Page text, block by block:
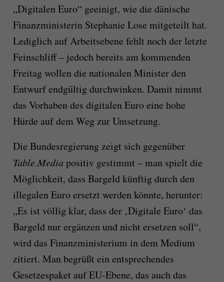
„Digitalen Euro“ geeinigt, wie die dänische
Finanzministerin Stephanie Lose mitgeteilt hat.
Lediglich auf Arbeitsebene fehlt noch der letzte
Feinschliff – jedoch bereits am kommenden
Freitag wollen die nationalen Minister den
Entwurf endgültig durchwinken. Damit nimmt
das Vorhaben des digitalen Euro eine hohe
Hürde auf dem Weg zur Umsetzung.
Die Bundesregierung zeigt sich gegenüber
Table.Media positiv gestimmt – man spielt die
Möglichkeit, dass Bargeld künftig durch den
illegalen Euro ersetzt werden könnte, herunter:
„Es ist völlig klar, dass der ‚Digitale Euro‘ das
Bargeld nur ergänzen und nicht ersetzen soll“,
wird das Finanzministerium in dem Medium
zitiert. Man begrüßt ein entsprechendes
Gesetzespaket auf EU-Ebene, das auch das